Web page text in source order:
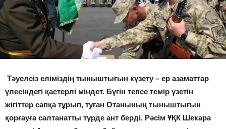
Тәуелсіз еліміздің тыныштығын күзету – ер азаматтар
үлесіндегі қастерлі міндет. Бүгін тепсе темір үзетін
жігіттер сапқа тұрып, туған Отанының тыныштығын
қорғауға салтанатты түрде ант берді. Рәсім ҰҚК Шекара